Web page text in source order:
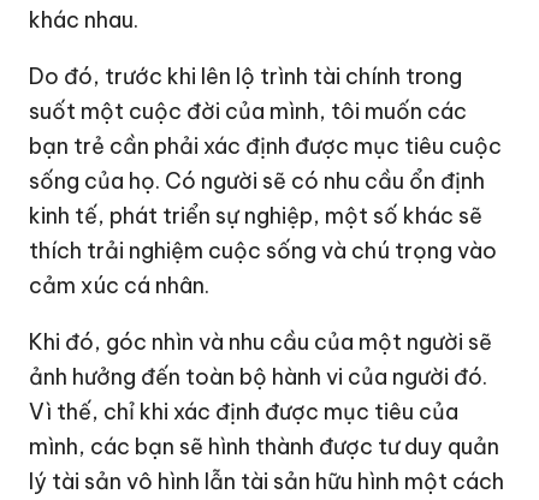
khác nhau.
Do đó, trước khi lên lộ trình tài chính trong
suốt một cuộc đời của mình, tôi muốn các
bạn trẻ cần phải xác định được mục tiêu cuộc
sống của họ. Có người sẽ có nhu cầu ổn định
kinh tế, phát triển sự nghiệp, một số khác sẽ
thích trải nghiệm cuộc sống và chú trọng vào
cảm xúc cá nhân.
Khi đó, góc nhìn và nhu cầu của một người sẽ
ảnh hưởng đến toàn bộ hành vi của người đó.
Vì thế, chỉ khi xác định được mục tiêu của
mình, các bạn sẽ hình thành được tư duy quản
lý tài sản vô hình lẫn tài sản hữu hình một cách